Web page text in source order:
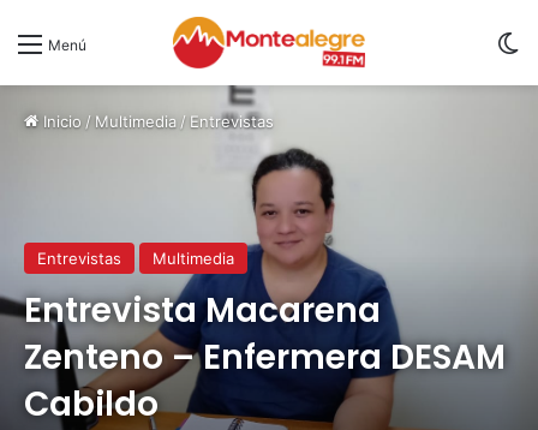
Menú
Inicio / Multimedia /Entrevistas
Entrevistas Multimedia
Entrevista Macarena
Zenteno – Enfermera DESAM
Cabildo